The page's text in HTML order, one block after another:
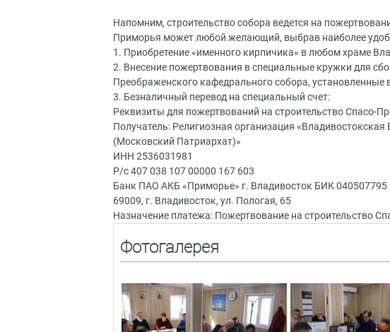
Напомним, строительство собора ведется на
Приморья может любой желающий, выбрав наиболее
1. Приобретение «именного кирпичика» в любом храме
2. Внесение пожертвования в специальные кружки для
Преображенского кафедрального собора, установленные
3. Безналичный перевод на специальный счет:
Реквизиты для пожертвований на строительство Спасо-
Получатель: Религиозная организация
(Московский Патриархат)»
ИНН 2536031981
Р/с 407 038 107 00000 167 603
Банк ПАО АКБ «Приморье» г. Владивосток БИК
69009, г. Владивосток, ул. Пологая, 65
Назначение платежа: Пожертвование на строительство
Фотогалерея